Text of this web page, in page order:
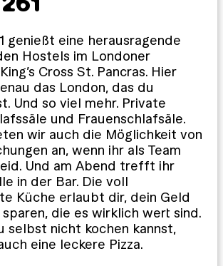
genießt eine herausragende
Hostels im Londoner
Cross St. Pancras. Hier
das London, das du
Und so viel mehr. Private
und Frauenschlafsäle.
wir auch die Möglichkeit von
an, wenn ihr als Team
Und am Abend trefft ihr
in der Bar. Die voll
Küche erlaubt dir, dein Geld
die es wirklich wert sind.
selbst nicht kochen kannst,
eine leckere Pizza.